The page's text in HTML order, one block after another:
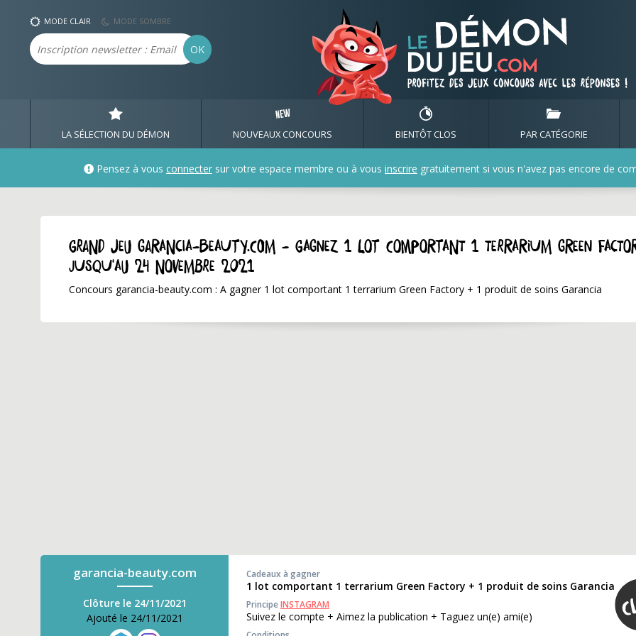
MODE CLAIR MODE SOMBRE
Email OK
LA SÉLECTION DU DÉMON NOUVEAUX CONCOURS BIENTÔT CLOS PAR CATÉGORIE
Pensez à vous connecter sur votre espace membre ou à vous inscrire gratuitement si vous n'avez pas encore de
GRAND JEU garancia-beauty.com - Gagnez 1 lot comportant 1 terrarium Green
jusqu'au 24 novembre 2021
Concours garancia-beauty.com : A gagner 1 lot comportant 1 terrarium Green Factory + 1 produit de soins Garancia
garancia-beauty.com
Clôture le 24/11/2021
Ajouté le 24/11/2021
Cadeaux à gagner
1 lot comportant 1 terrarium Green Factory + 1 produit de soins Garancia
PrincipeINSTAGRAM
Suivez le compte + Aimez la publication + Taguez un(e) ami(e)